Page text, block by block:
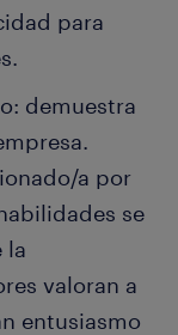
para
demuestra
a por
se
la
valoran a
entusiasmo